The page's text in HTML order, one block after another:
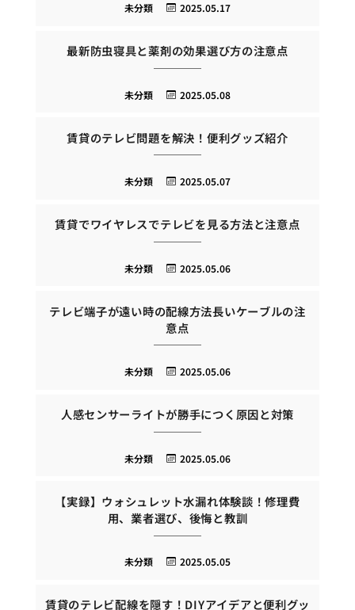
2025.05.17
未分類
最新防虫寝具と薬剤の効果選び方の注意点
2025.05.08
未分類
賃貸のテレビ問題を解決！便利グッズ紹介
2025.05.07
未分類
賃貸でワイヤレスでテレビを見る方法と注意点
2025.05.06
未分類
テレビ端子が遠い時の配線方法長いケーブルの注
意点
2025.05.06
未分類
人感センサーライトが勝手につく原因と対策
2025.05.06
未分類
【実録】ウォシュレット水漏れ体験談！修理費
用、業者選び、後悔と教訓
2025.05.05
未分類
賃貸のテレビ配線を隠す！DIYアイデアと便利グッ